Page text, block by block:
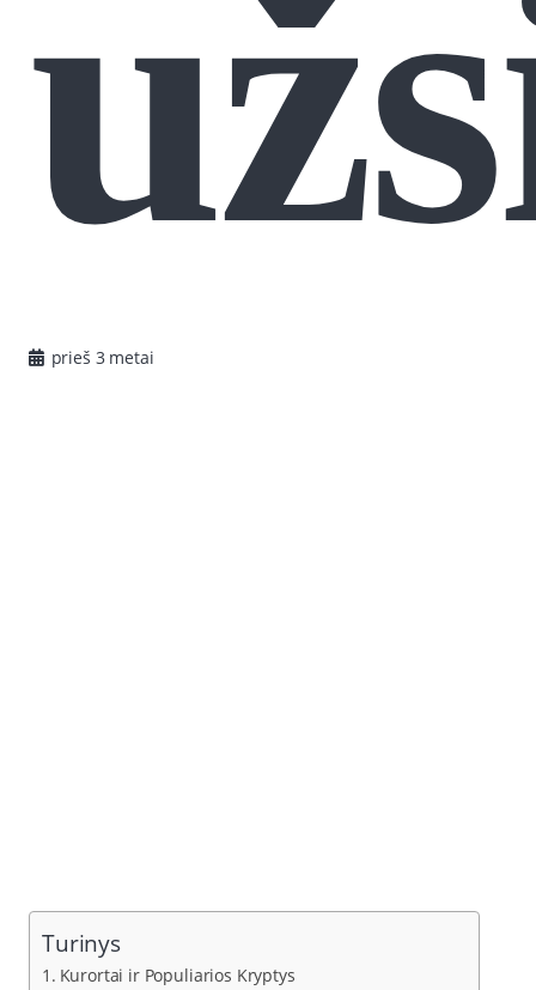
prieš 3 metai
Turinys
Kurortai ir Populiarios Kryptys